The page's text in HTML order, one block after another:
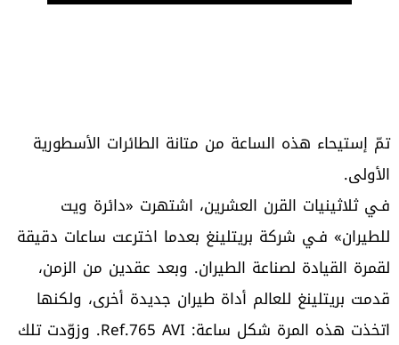
تمّ إستيحاء هذه الساعة من متانة الطائرات الأسطورية
الأولى.
فـي ثلاثينيات القرن العشرين، اشتهرت «دائرة ويت
للطيران» فـي شركة بريتلينغ بعدما اخترعت ساعات دقيقة
لقمرة القيادة لصناعة الطيران. وبعد عقدين من الزمن،
قدمت بريتلينغ للعالم أداة طيران جديدة أخرى، ولكنها
اتخذت هذه المرة شكل ساعة: Ref.765 AVI. وزوّدت تلك